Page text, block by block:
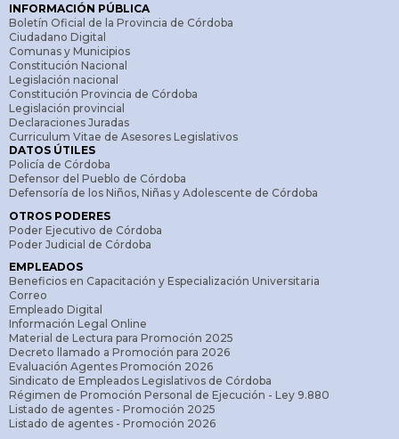
INFORMACIÓN PÚBLICA
Boletín Oficial de la Provincia de Córdoba
Ciudadano Digital
Comunas y Municipios
Constitución Nacional
Legislación nacional
Constitución Provincia de Córdoba
Legislación provincial
Declaraciones Juradas
Curriculum Vitae de Asesores Legislativos
DATOS ÚTILES
Policía de Córdoba
Defensor del Pueblo de Córdoba
Defensoría de los Niños, Niñas y Adolescente de Córdoba
OTROS PODERES
Poder Ejecutivo de Córdoba
Poder Judicial de Córdoba
EMPLEADOS
Beneficios en Capacitación y Especialización Universitaria
Correo
Empleado Digital
Información Legal Online
Material de Lectura para Promoción 2025
Decreto llamado a Promoción para 2026
Evaluación Agentes Promoción 2026
Sindicato de Empleados Legislativos de Córdoba
Régimen de Promoción Personal de Ejecución - Ley 9.880
Listado de agentes - Promoción 2025
Listado de agentes - Promoción 2026